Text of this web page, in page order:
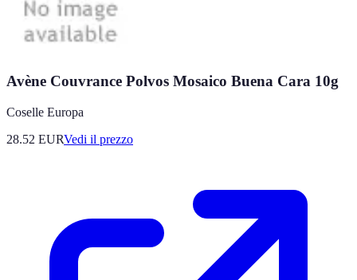
Avène Couvrance Polvos Mosaico Buena Cara 10g
Coselle Europa
28.52 EURVedi il prezzo